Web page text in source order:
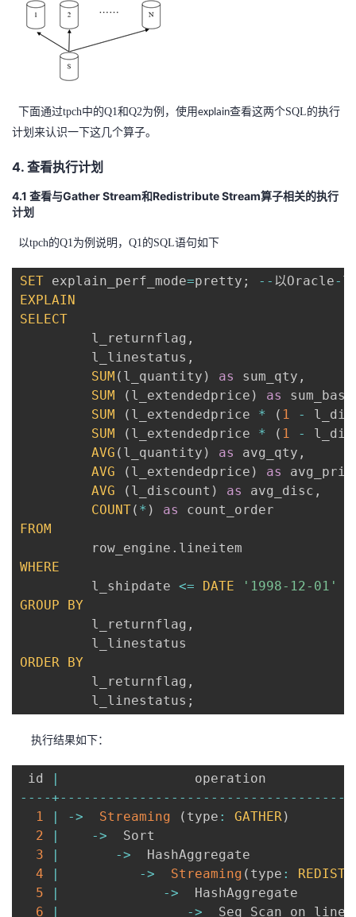
下面通过tpch中的Q1和Q2为例，使用explain查看这两个SQL的执行
计划来认识一下这几个算子。
4. 查看执行计划
4.1 查看与Gather Stream和Redistribute Stream算子相关的执行
计划
以tpch的Q1为例说明，Q1的SQL语句如下
SET explain_perf_mode=pretty ; -- 以Oracle-
EXPLAIN
SELECT
         l_returnflag
,
         l_linestatus
,
SUM ( l_quantity ) as sum_qty ,
SUM
( l_extendedprice ) as
SUM
( l_extendedprice * ( 1 -
SUM
( l_extendedprice * ( 1 -
AVG ( l_quantity ) as avg_qty ,
AVG
( l_extendedprice ) as
AVG
( l_discount ) as avg_disc ,
COUNT( * ) as
FROM
         row_engine
.
WHERE
         l_shipdate
<= DATE '1998-12-01'
GROUP
BY
         l_returnflag
,
ORDER
BY
         l_returnflag
,
         l_linestatus
;
执行结果如下：
id |
-- --+-- -- -- -- -- -- -- -- -- -- -- -- -- -- -- -- -- --
1
| -> Streaming ( type : GATHER )
2
| ->
3
| ->
4
| -> Streaming ( type :
5
| ->
6
| ->
Seq Scan on